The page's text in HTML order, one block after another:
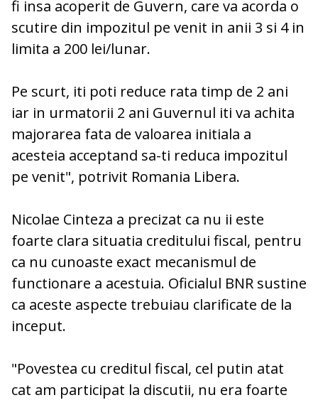
fi insa acoperit de Guvern, care va acorda o
scutire din impozitul pe venit in anii 3 si 4 in
limita a 200 lei/lunar.
Pe scurt, iti poti reduce rata timp de 2 ani
iar in urmatorii 2 ani Guvernul iti va achita
majorarea fata de valoarea initiala a
acesteia acceptand sa-ti reduca impozitul
pe venit", potrivit Romania Libera.
Nicolae Cinteza a precizat ca nu ii este
foarte clara situatia creditului fiscal, pentru
ca nu cunoaste exact mecanismul de
functionare a acestuia. Oficialul BNR sustine
ca aceste aspecte trebuiau clarificate de la
inceput.
"Povestea cu creditul fiscal, cel putin atat
cat am participat la discutii, nu era foarte